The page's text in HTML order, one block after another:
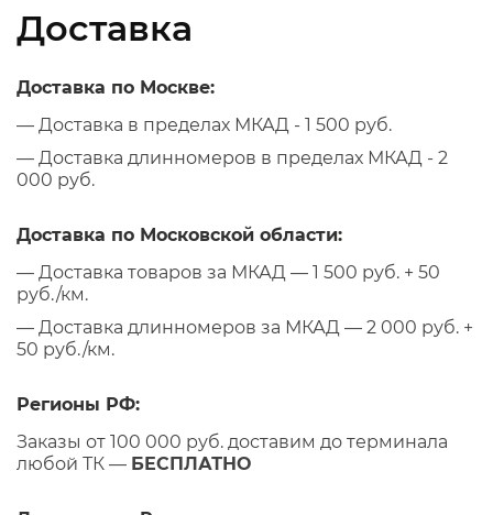
Доставка
Доставка по Москве:
— Доставка в пределах МКАД - 1 500 руб.
— Доставка длинномеров в пределах МКАД - 2
000 руб.
Доставка по Московской области:
— Доставка товаров за МКАД — 1 500 руб. + 50
руб./км.
— Доставка длинномеров за МКАД — 2 000 руб. +
50 руб./км.
Регионы РФ:
Заказы от 100 000 руб. доставим до терминала
любой ТК — БЕСПЛАТНО